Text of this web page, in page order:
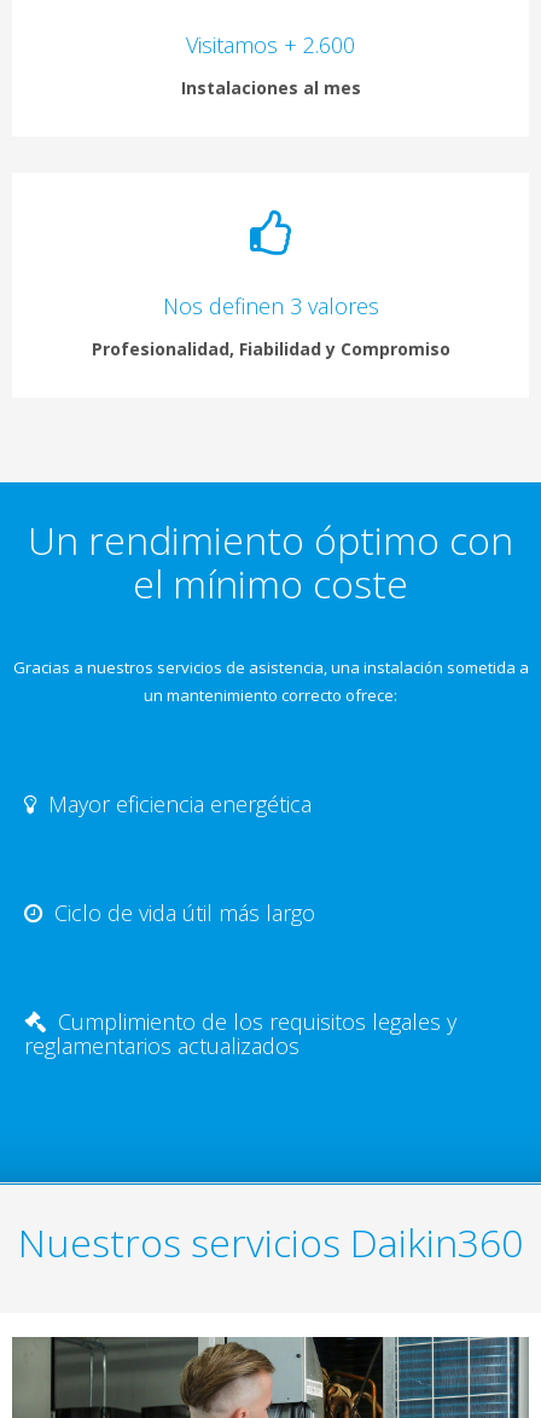
Visitamos + 2.600
Instalaciones al mes
Nos definen 3 valores
Profesionalidad, Fiabilidad y Compromiso
Un rendimiento óptimo con
el mínimo coste
Gracias a nuestros servicios de asistencia, una instalación sometida a
un mantenimiento correcto ofrece:
Mayor eficiencia energética
Ciclo de vida útil más largo
Cumplimiento de los requisitos legales y
reglamentarios actualizados
Nuestros servicios Daikin360